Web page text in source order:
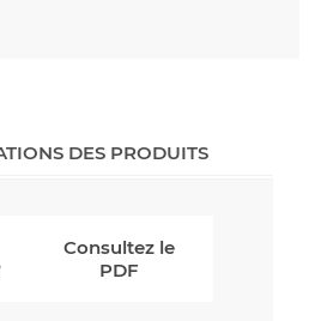
DES PRODUITS
Consultez le
PDF